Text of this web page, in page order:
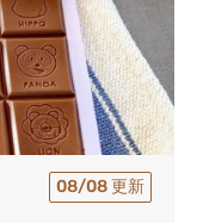
08/08 更新